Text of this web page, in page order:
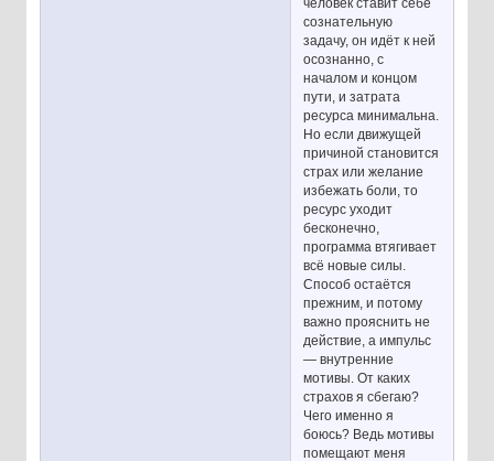
сознательную
задачу, он идёт к ней
осознанно, с
началом и концом
пути, и затрата
ресурса минимальна.
Но если движущей
причиной становится
страх или желание
избежать боли, то
ресурс уходит
бесконечно,
программа втягивает
всё новые силы.
Способ остаётся
прежним, и потому
важно прояснить не
действие, а импульс
— внутренние
мотивы. От каких
страхов я сбегаю?
Чего именно я
боюсь? Ведь мотивы
помещают меня